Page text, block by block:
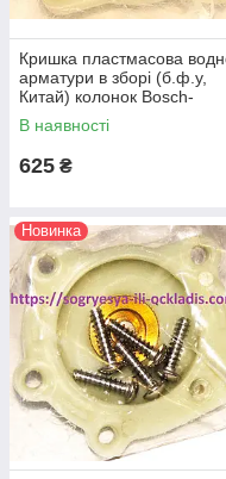
Кришка пластмасова
арматури в зборі (б.ф.у,
Китай) колонок Bosch-
Junkers WR10P/ WR10-2/
WR11, арт. 8705500105, к.з.
В наявності
625 ₴
Новинка